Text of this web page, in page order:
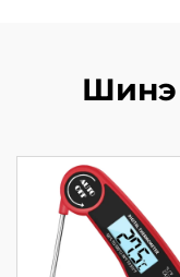
Шинэ